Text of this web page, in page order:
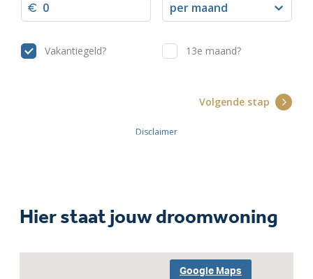
Hier staat jouw droomwoning
Google Maps